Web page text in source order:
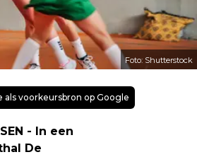
Foto: Shutterstock
als voorkeursbron op Google
- In een
De